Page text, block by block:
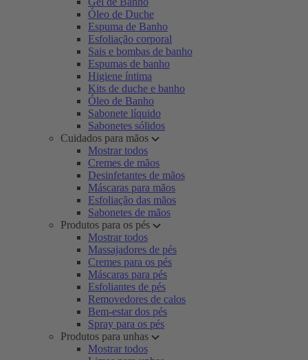
Óleo de Duche
Espuma de Banho
Esfoliação corporal
Sais e bombas de banho
Espumas de banho
Higiene íntima
Kits de duche e banho
Óleo de Banho
Sabonete líquido
Sabonetes sólidos
Cuidados para mãos
Mostrar todos
Cremes de mãos
Desinfetantes de mãos
Máscaras para mãos
Esfoliação das mãos
Sabonetes de mãos
Produtos para os pés
Mostrar todos
Massajadores de pés
Cremes para os pés
Máscaras para pés
Esfoliantes de pés
Removedores de calos
Bem-estar dos pés
Spray para os pés
Produtos para unhas
Mostrar todos